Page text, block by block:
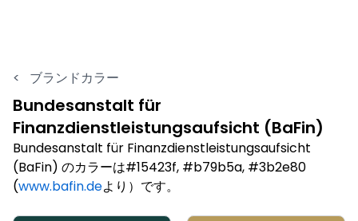
< ブランドカラー
Bundesanstalt für
Finanzdienstleistungsaufsicht (BaFin)
Bundesanstalt für Finanzdienstleistungsaufsicht
(BaFin) のカラーは#15423f, #b79b5a, #3b2e80
(www.bafin.deより）です。